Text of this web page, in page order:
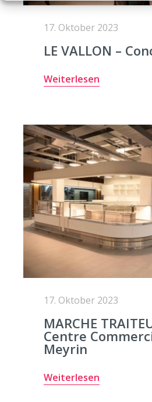
17. Oktober 2023
LE VALLON –
Weiterlesen
17. Oktober 2023
MARCHE
Centre
Meyrin
Weiterlesen